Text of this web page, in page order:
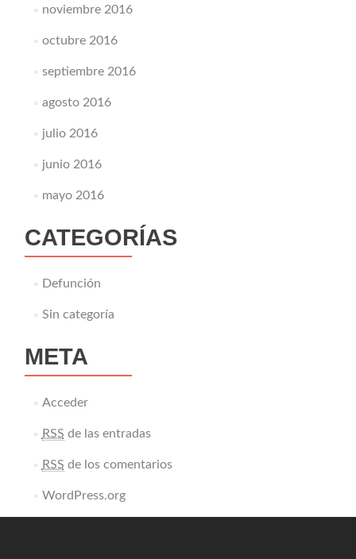
noviembre 2016
octubre 2016
septiembre 2016
agosto 2016
julio 2016
junio 2016
mayo 2016
CATEGORÍAS
Defunción
Sin categoría
META
Acceder
RSS de las entradas
RSS de los comentarios
WordPress.org